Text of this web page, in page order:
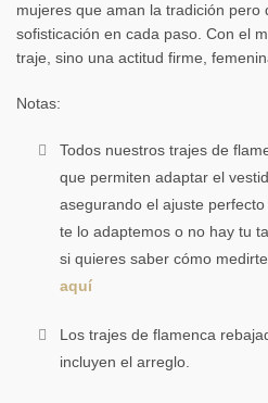
mujeres que aman la tradición
sofisticación en cada paso. Con el
traje, sino una actitud firme,
Notas:
Todos nuestros trajes de
que permiten adaptar el
asegurando el ajuste
te lo adaptemos o no hay tu
si quieres saber cómo
aquí
Los trajes de flamenca
incluyen el arreglo.